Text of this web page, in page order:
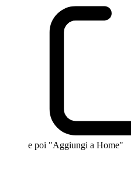
e poi "Aggiungi a Home"